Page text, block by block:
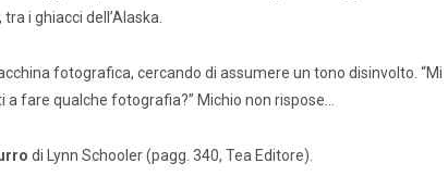
i ghiacci dell’Alaska.
fotografica, cercando di assumere un tono disinvolto. “Mi
a fare qualche fotografia?” Michio non rispose…
di Lynn Schooler (pagg. 340, Tea Editore).